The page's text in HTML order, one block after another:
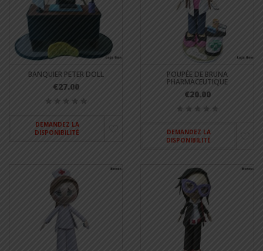
BANQUIER PETER DOLL
€27.00
DEMANDEZ LA
DISPONIBILITÉ
POUPÉE DE BRUNA
PHARMACEUTIQUE
€20.00
DEMANDEZ LA
DISPONIBILITÉ